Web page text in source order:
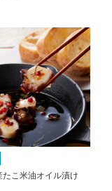
たこ米油オイル漬け